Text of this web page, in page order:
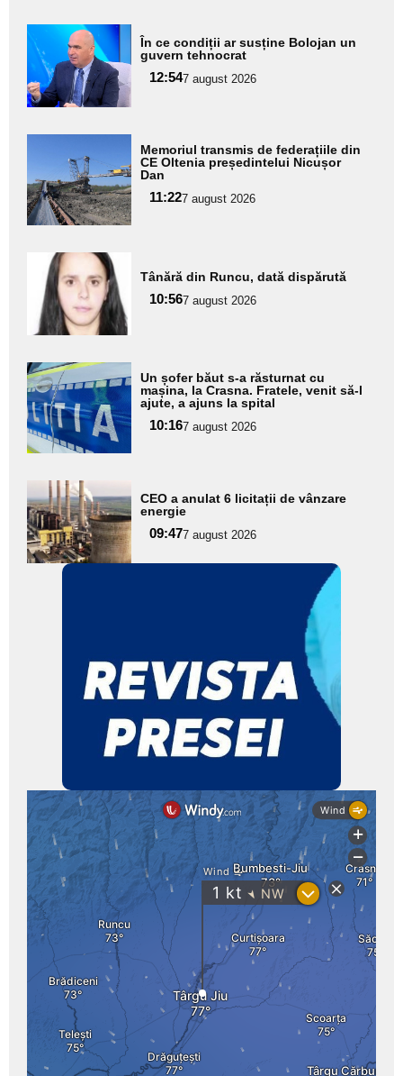
Adaugă
aici textul
pentru
subtitlu
În ce condiții ar susține Bolojan un
guvern tehnocrat
12:547 august 2026
aici textul
pentru
subtitlu
Memoriul transmis de federațiile din
CE Oltenia președintelui Nicușor
Dan
11:227 august 2026
Adaugă
aici textul
pentru
subtitlu
Tânără din Runcu, dată dispărută
10:567 august 2026
Adaugă
aici textul
pentru
subtitlu
Un șofer băut s-a răsturnat cu
mașina, la Crasna. Fratele, venit să-l
ajute, a ajuns la spital
10:167 august 2026
Adaugă
aici textul
pentru
subtitlu
CEO a anulat 6 licitații de vânzare
energie
09:477 august 2026